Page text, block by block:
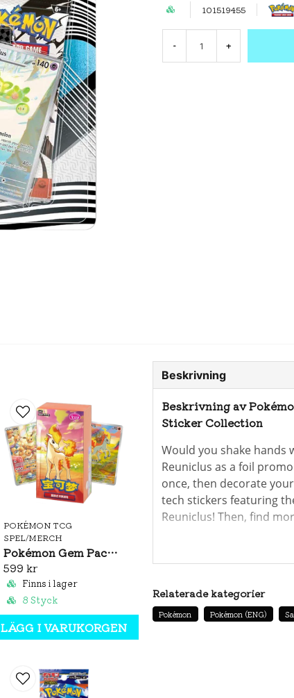
101519455
- +
POKÉMON TCG
SPEL/MERCH
Pokémon Gem Pack Vol. 4 Booster Box (S-CH)
599 kr
Finns i lager
8 Styck
LÄGG I VARUKORGEN
Beskrivning
Beskrivning av
Sticker Collection
Would you shake hands
Reuniclus as a foil
once, then decorate
tech stickers featuring
Reuniclus! Then, find
includes:
1 foil promo card
Relaterade kategorier
Pokémon Pokémon (ENG)